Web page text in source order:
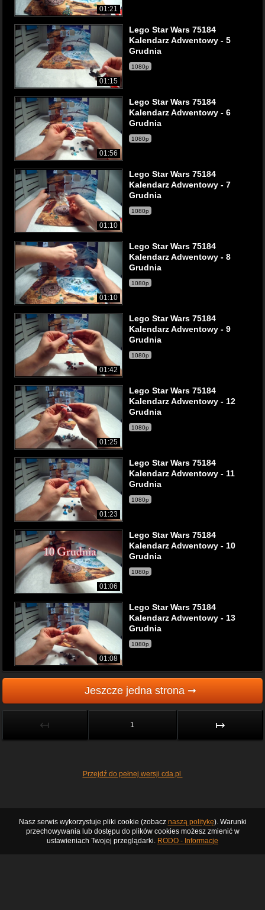
01:21
01:15
Lego Star Wars 75184
Kalendarz Adwentowy - 5
Grudnia
1080p
01:56
Lego Star Wars 75184
Kalendarz Adwentowy - 6
Grudnia
1080p
01:10
Lego Star Wars 75184
Kalendarz Adwentowy - 7
Grudnia
1080p
01:10
Lego Star Wars 75184
Kalendarz Adwentowy - 8
Grudnia
1080p
01:42
Lego Star Wars 75184
Kalendarz Adwentowy - 9
Grudnia
1080p
01:25
Lego Star Wars 75184
Kalendarz Adwentowy - 12
Grudnia
1080p
01:23
Lego Star Wars 75184
Kalendarz Adwentowy - 11
Grudnia
1080p
01:06
Lego Star Wars 75184
Kalendarz Adwentowy - 10
Grudnia
1080p
01:08
Lego Star Wars 75184
Kalendarz Adwentowy - 13
Grudnia
1080p
Jeszcze jedna strona ➞
↤ 1 ↦
Przejdź do pełnej wersji cda.pl
Nasz serwis wykorzystuje pliki cookie (zobacz naszą politykę). Warunki
przechowywania lub dostępu do plików cookies możesz zmienić w
ustawieniach Twojej przeglądarki. RODO - Informacje